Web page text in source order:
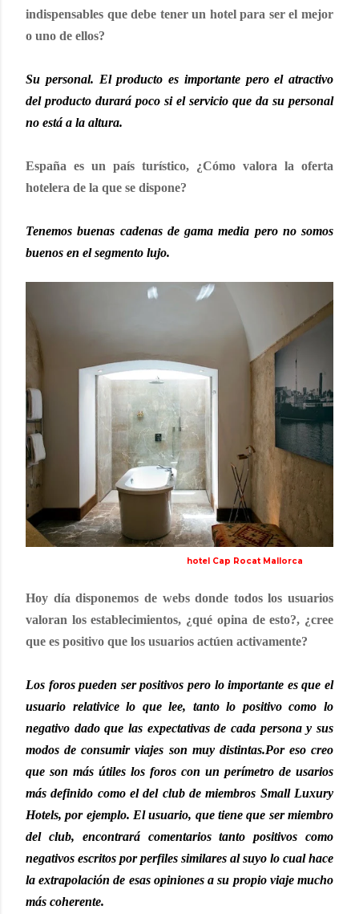
indispensables que debe tener un hotel para ser el mejor
o uno de ellos?
Su personal. El producto es importante pero el atractivo
del producto durará poco si el servicio que da su personal
no está a la altura.
España es un país turístico, ¿Cómo valora la oferta
hotelera de la que se dispone?
Tenemos buenas cadenas de gama media pero no somos
buenos en el segmento lujo.
hotel Cap Rocat Mallorca
Hoy día disponemos de webs donde todos los usuarios
valoran los establecimientos, ¿qué opina de esto?, ¿cree
que es positivo que los usuarios actúen activamente?
Los foros pueden ser positivos pero lo importante es que el
usuario relativice lo que lee, tanto lo positivo como lo
negativo dado que las expectativas de cada persona y sus
modos de consumir viajes son muy distintas.Por eso creo
que son más útiles los foros con un perímetro de usarios
más definido como el del club de miembros Small Luxury
Hotels, por ejemplo. El usuario, que tiene que ser miembro
del club, encontrará comentarios tanto positivos como
negativos escritos por perfiles similares al suyo lo cual hace
la extrapolación de esas opiniones a su propio viaje mucho
más coherente.